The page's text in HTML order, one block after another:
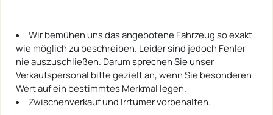
Wir bemühen uns das angebotene Fahrzeug so exakt
wie möglich zu beschreiben. Leider sind jedoch Fehler
nie auszuschließen. Darum sprechen Sie unser
Verkaufspersonal bitte gezielt an, wenn Sie besonderen
Wert auf ein bestimmtes Merkmal legen.
Zwischenverkauf und Irrtumer vorbehalten.